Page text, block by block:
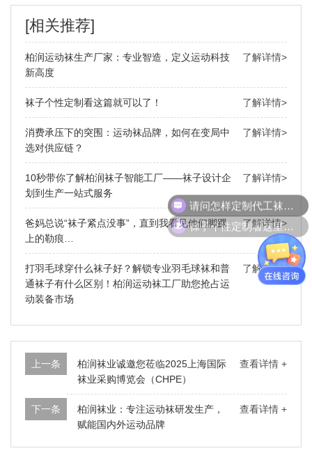
[相关推荐]
柏润运动袜生产厂家：专业智造，定义运动科技
新高度
了解详情>
袜子个性定制看这篇就可以了！ 了解详情>
消费承压下的突围：运动袜品牌，如何在变局中
选对供应链？
了解详情>
10秒带你了解柏润袜子智能工厂——袜子设计企
划到生产一站式服务
了解详情>
爸妈总说“袜子紧点没事”，直到我看见他们脚踝
上的勒痕…
了解详情>
打羽毛球穿什么袜子好？解锁专业羽毛球袜和普
通袜子有什么区别！柏润运动袜工厂助您抢占运
动装备市场
了解详情>
上一条
柏润袜业诚邀您莅临2025上海国际
袜业采购博览会（CHPE）
查看详情 +
下一条
柏润袜业：专注运动袜研发生产，
赋能国内外运动品牌
查看详情 +
请问怎样定制代工袜子呢
袜子个性定制看这里就可以了！